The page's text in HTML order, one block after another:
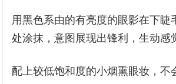
用黑色系由的有亮度的眼影在下睫
处涂抹，意图展现出锋利，生动感
配上较低饱和度的小烟熏眼妆，不